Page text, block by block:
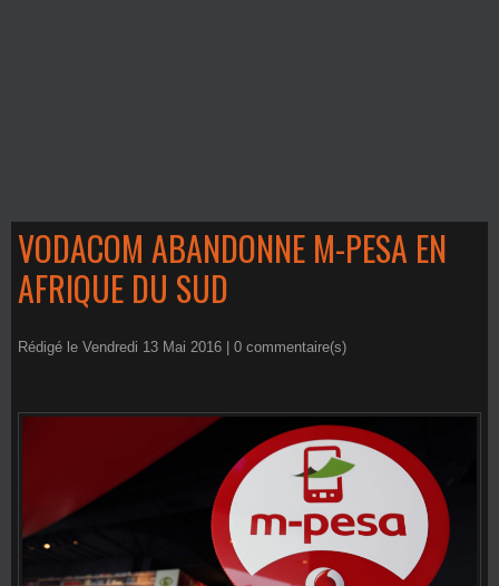
VODACOM ABANDONNE M-PESA EN
AFRIQUE DU SUD
Rédigé le Vendredi 13 Mai 2016 | 0 commentaire(s)